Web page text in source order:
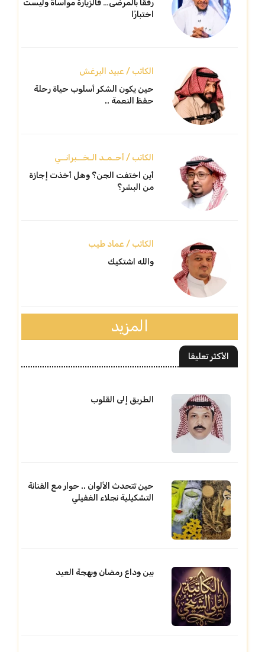
رفقًا بالمرضى… فالزيارة مواساة وليست
اختبارًا
الكاتب / عبيد البرغش
حين يكون الشكر أسلوب حياة رحلة
حفظ النعمة ..
الكاتب / أحـمـد الـخــبرانــي
أين اختفت الجن؟ وهل أخذت إجازة
من البشر؟
الكاتب / عماد طيب
والله اشتكيك
المزيد
الأكثر تعليقا
الطريق إلى القلوب
حين تتحدث الألوان .. حوار مع الفنانة
التشكيلية نجلاء الغفيلي
بين وداع رمضان وبهجة العيد